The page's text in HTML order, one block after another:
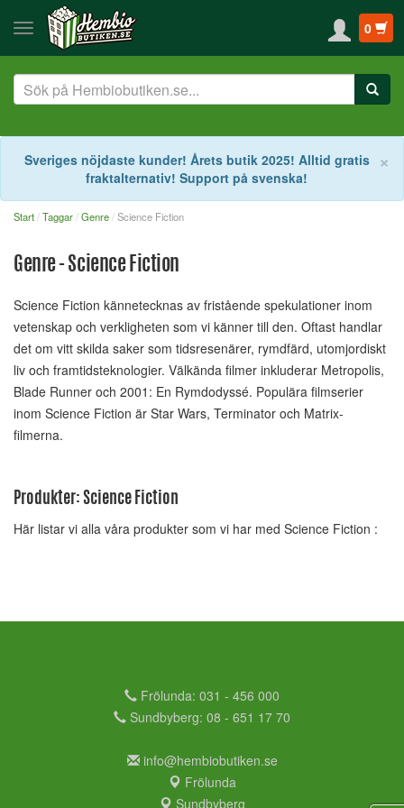
0
×
Sveriges nöjdaste kunder! Årets butik 2025! Alltid gratis
fraktalternativ! Support på svenska!
Start Taggar Genre Science Fiction
Genre - Science Fiction
Science Fiction kännetecknas av fristående spekulationer inom
vetenskap och verkligheten som vi känner till den. Oftast handlar
det om vitt skilda saker som tidsresenärer, rymdfärd, utomjordiskt
liv och framtidsteknologier. Välkända filmer inkluderar Metropolis,
Blade Runner och 2001: En Rymdodyssé. Populära filmserier
inom Science Fiction är Star Wars, Terminator och Matrix-
filmerna.
Produkter: Science Fiction
Här listar vi alla våra produkter som vi har med Science Fiction :
Frölunda: 031 - 456 000
Sundbyberg: 08 - 651 17 70
info@hembiobutiken.se
Frölunda
Sundbyberg